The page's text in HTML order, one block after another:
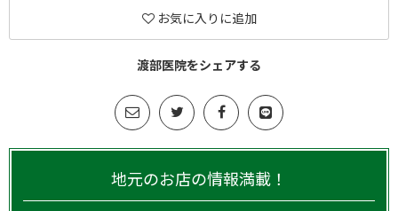
お気に入りに追加
渡部医院をシェアする
地元のお店の情報満載！